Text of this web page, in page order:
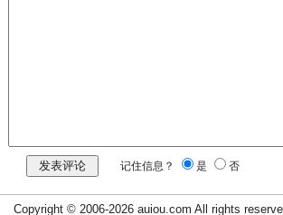
记住信息？ 是 否
Copyright © 2006-2026 auiou.com All rights